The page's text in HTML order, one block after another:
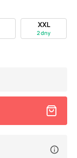
XXL
2 dny